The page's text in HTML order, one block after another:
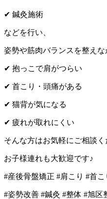
✔ 鍼灸施術
などを行い、
姿勢や筋肉バランスを整え
✔ 抱っこで肩がつらい
✔ 首こり・頭痛がある
✔ 猫背が気になる
✔ 疲れが取れにくい
そんな方はお気軽にご相談く
お子様連れも大歓迎です♪
#産後骨盤矯正 #肩こり #首こ
#姿勢改善 #鍼灸 #整体 #旭区